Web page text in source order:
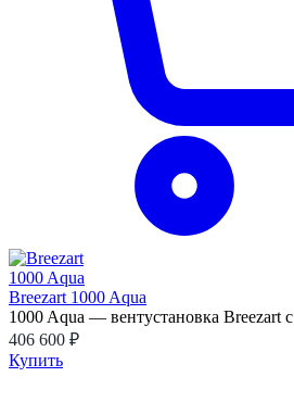
Breezart 1000 Aqua
1000 Aqua — вентустановка Breezart
406 600 ₽
Купить